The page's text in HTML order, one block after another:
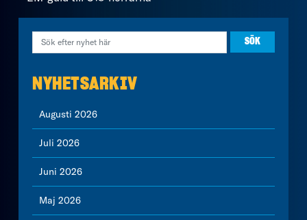
NYHETSARKIV
Augusti 2026
Juli 2026
Juni 2026
Maj 2026